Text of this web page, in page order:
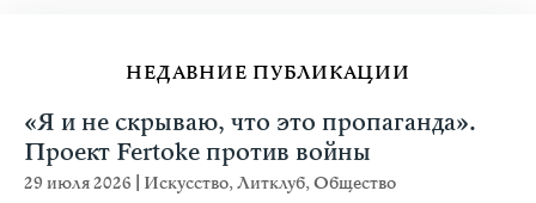
НЕДАВНИЕ ПУБЛИКАЦИИ
«Я и не скрываю, что это пропаганда».
Проект Fertoke против войны
29 июля 2026 Искусство,Литклуб,Общество